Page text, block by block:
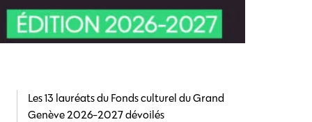
Les 13 lauréats du Fonds culturel du Grand
Genève 2026-2027 dévoilés